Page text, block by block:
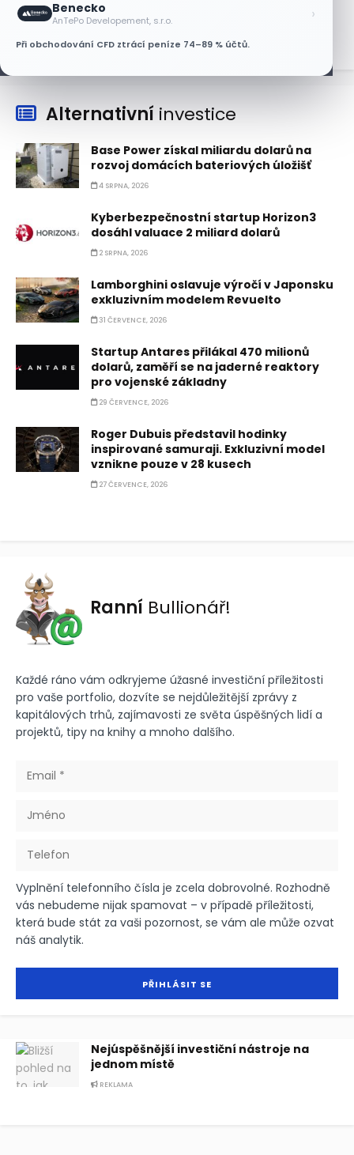
Benecko
AnTePo Developement, s.r.o. ›
Při obchodování CFD ztrácí peníze 74–89 % účtů.
6 SRPNA, 2026
Alternativní investice
Base Power získal miliardu dolarů na
rozvoj domácích bateriových úložišť
4 SRPNA, 2026
Kyberbezpečnostní startup Horizon3
dosáhl valuace 2 miliard dolarů
2 SRPNA, 2026
Lamborghini oslavuje výročí v Japonsku
exkluzivním modelem Revuelto
31 ČERVENCE, 2026
Startup Antares přilákal 470 milionů
dolarů, zaměří se na jaderné reaktory
pro vojenské základny
29 ČERVENCE, 2026
Roger Dubuis představil hodinky
inspirované samuraji. Exkluzivní model
vznikne pouze v 28 kusech
27 ČERVENCE, 2026
Ranní Bullionář!
Každé ráno vám odkryjeme úžasné investiční příležitosti
pro vaše portfolio, dozvíte se nejdůležitější zprávy z
kapitálových trhů, zajímavosti ze světa úspěšných lidí a
projektů, tipy na knihy a mnoho dalšího.
Vyplnění telefonního čísla je zcela dobrovolné. Rozhodně
vás nebudeme nijak spamovat – v případě příležitosti,
která bude stát za vaši pozornost, se vám ale může ozvat
náš analytik.
Nejúspěšnější investiční nástroje na
jednom místě
REKLAMA